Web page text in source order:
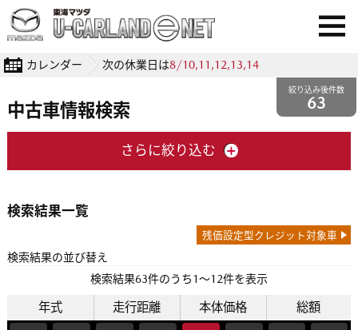
カレンダー 次の休業日は8/10,11,12,13,14
絞り込み後件数
63
中古車情報検索
さらに絞り込む
検索結果一覧
残価設定型クレジット対象車
検索結果の並び替え
検索結果63件のうち1〜12件を表示
年式 走行距離 本体価格 総額